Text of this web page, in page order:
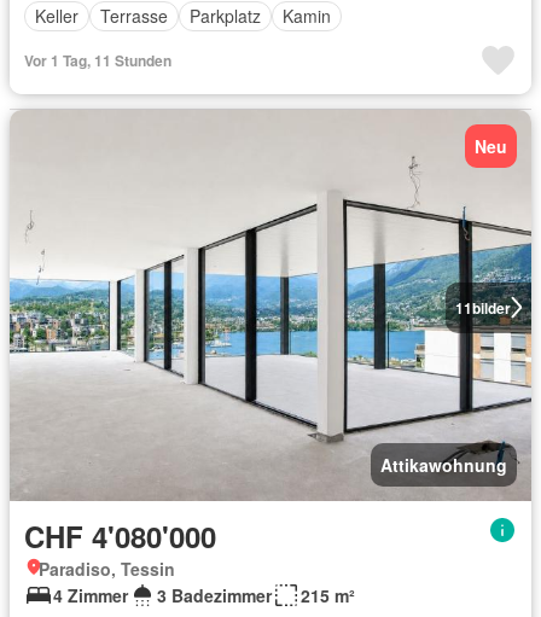
Keller
Terrasse Parkplatz Kamin
Vor 1 Tag, 11 Stunden
11bilder
Neu
Attikawohnung
CHF 4'080'000
Paradiso, Tessin
4 Zimmer
3 Badezimmer 215 m²